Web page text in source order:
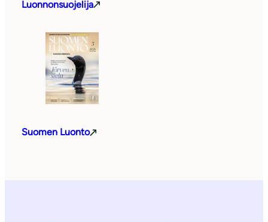
Luonnonsuojelija
Suomen Luonto